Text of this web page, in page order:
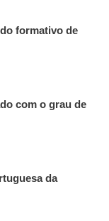
formativo de
com o grau de
da